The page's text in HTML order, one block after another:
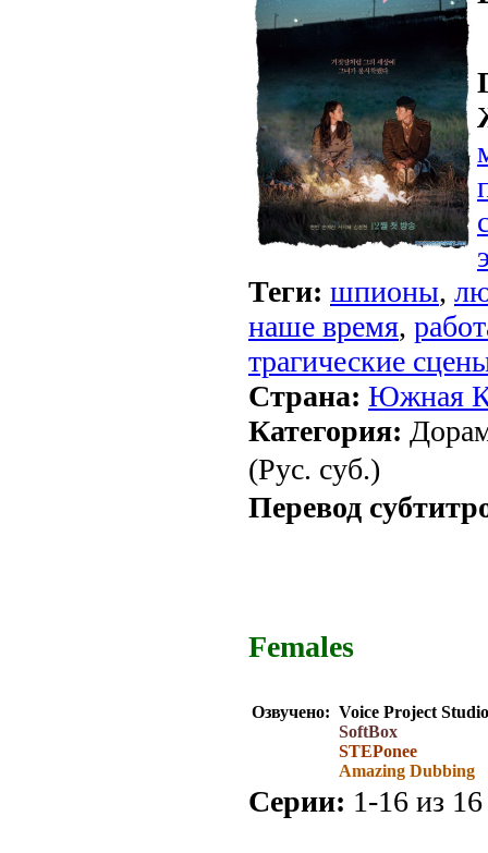
Теги: шпионы,
наше время,
трагические
Страна: Южная
Категория:
(Рус. суб.)
Перевод
Females
Озвучено: Voice Project Studio
SoftBox
STEPonee
Amazing Dubbing
Серии: 1-16 из